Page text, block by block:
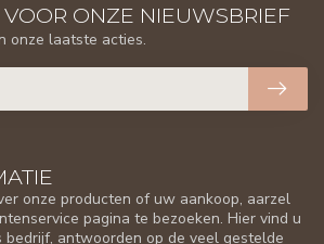
onze producten of uw aankoop, aarzel
pagina te bezoeken. Hier vind u
bedrijf, antwoorden op de veel gestelde
ONZE NIEUWSBRIEF
onze laatste acties.